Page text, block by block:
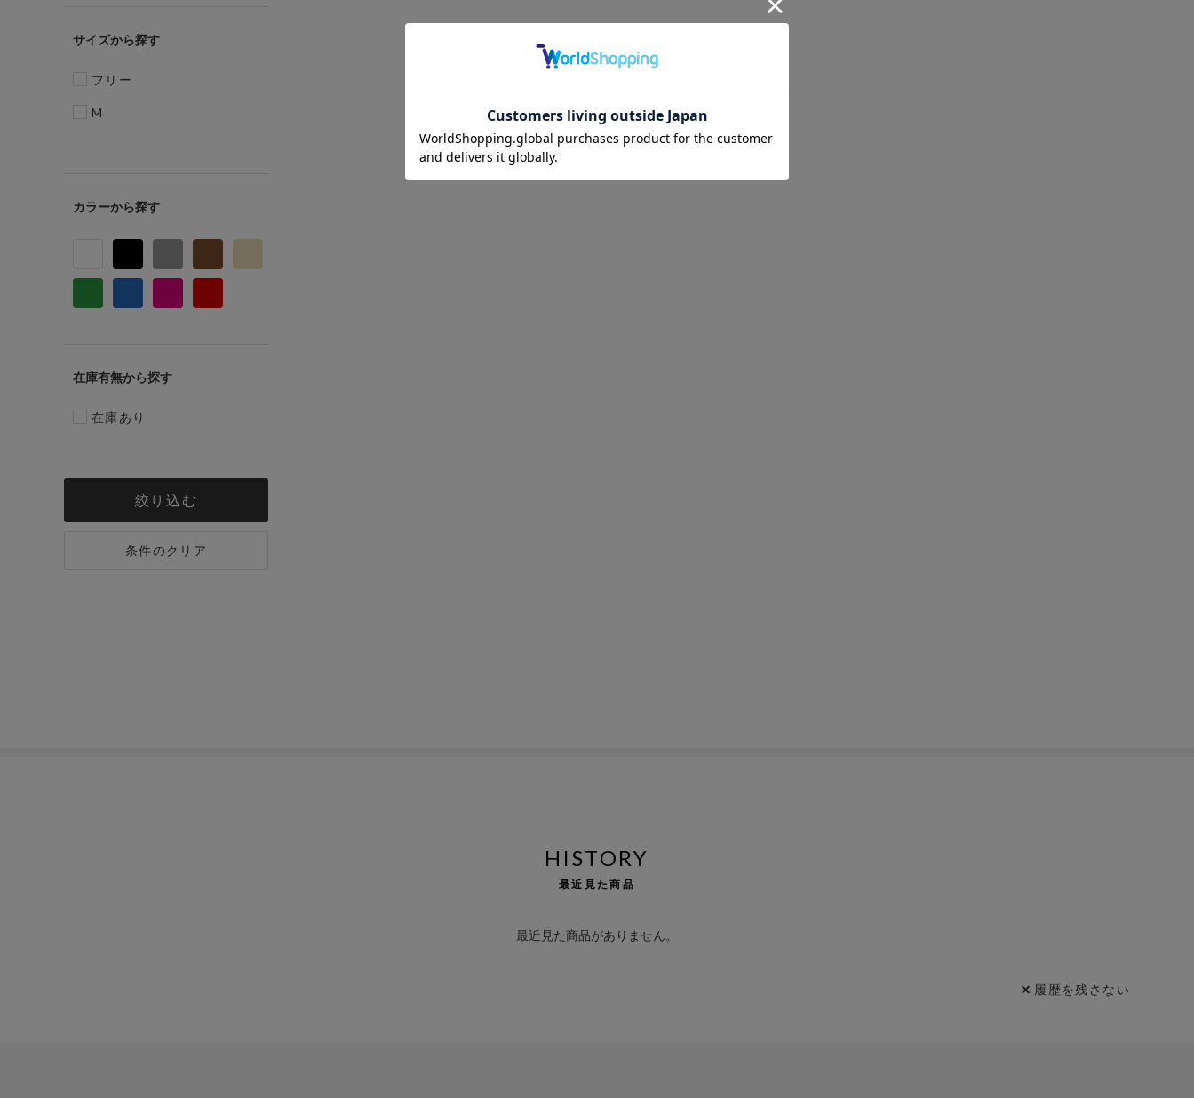
サイズ
フリー
M
カラー
在庫有無
在庫あり
絞り込む
条件のクリア
HISTORY
最近見た商品
最近見た商品がありません。
履歴を残さない